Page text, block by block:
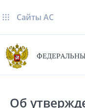
Сайты AC
Об